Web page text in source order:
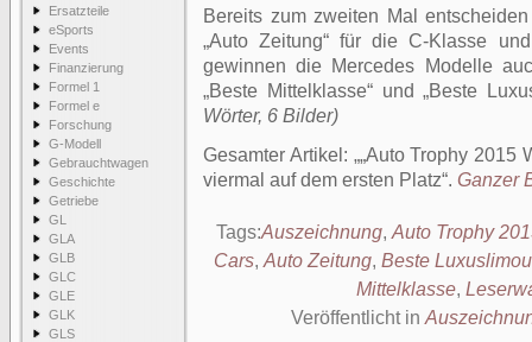
Ersatzteile
eSports
Events
Finanzierung
Formel 1
Formel e
Forschung
G-Modell
Gebrauchtwagen
Geschichte
Getriebe
GL
GLA
GLB
GLC
GLE
GLK
GLS
Bereits zum zweiten Mal
„Auto Zeitung“ für die C-Klasse
gewinnen die Mercedes Modelle
„Beste Mittelklasse“ und „Beste
Wörter, 6 Bilder)
Gesamter Artikel:
„Auto Trophy 2015
viermal auf dem ersten Platz . Ganzer
Tags:Auszeichnung, Auto Trophy
Cars, Auto Zeitung, Beste
Mittelklasse,
Veröffentlicht in